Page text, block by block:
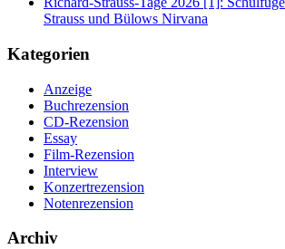
Strauss und Bülows Nirvana
Kategorien
Anzeige
Buchrezension
CD-Rezension
Essay
Film-Rezension
Interview
Konzertrezension
Notenrezension
Archiv